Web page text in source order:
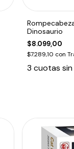
Dinosaurio
$8.099,00
$7.289,10 con
3 cuotas